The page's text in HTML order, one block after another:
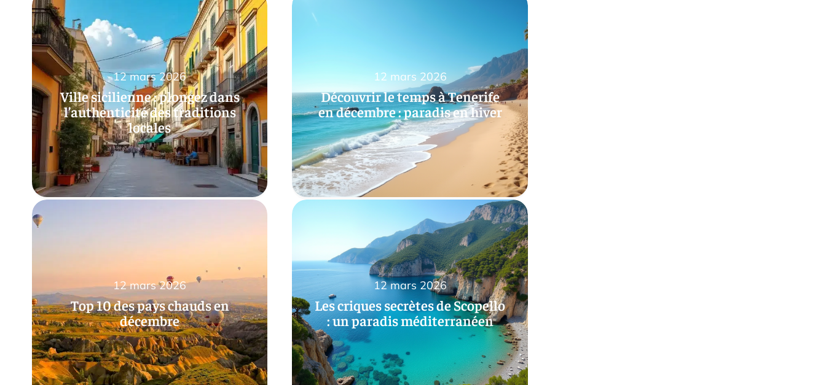
Ville sicilienne : plongez dans
l’authenticité des traditions
locales
12 mars 2026
Découvrir le temps à Tenerife
en décembre : paradis en hiver
12 mars 2026
Top 10 des pays chauds en
décembre
12 mars 2026
Les criques secrètes de Scopello
: un paradis méditerranéen
12 mars 2026